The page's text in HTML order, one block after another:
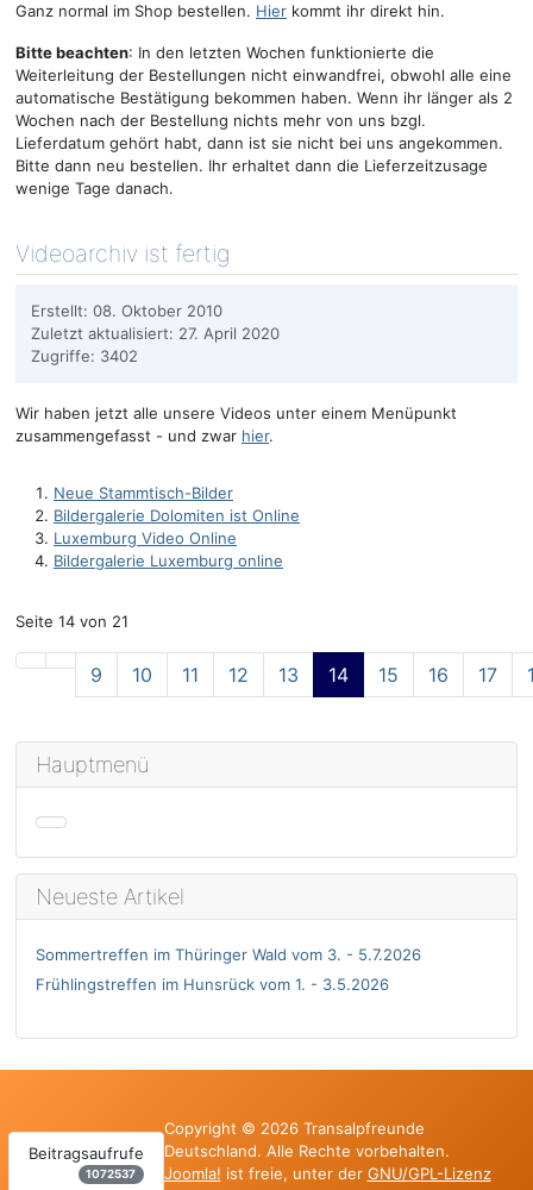
Hauptmenü
Neueste Artikel
Sommertreffen im Thüringer Wald vom 3. - 5.7.2026
Frühlingstreffen im Hunsrück vom 1. - 3.5.2026
Ganz normal im Shop bestellen. Hier kommt ihr direkt hin.
Bitte beachten: In den letzten Wochen funktionierte die
Weiterleitung der Bestellungen nicht einwandfrei, obwohl alle eine
automatische Bestätigung bekommen haben. Wenn ihr länger als 2
Wochen nach der Bestellung nichts mehr von uns bzgl.
Lieferdatum gehört habt, dann ist sie nicht bei uns angekommen.
Bitte dann neu bestellen. Ihr erhaltet dann die Lieferzeitzusage
wenige Tage danach.
Videoarchiv ist fertig
Erstellt: 08. Oktober 2010
Zuletzt aktualisiert: 27. April 2020
Zugriffe: 3402
Wir haben jetzt alle unsere Videos unter einem Menüpunkt
zusammengefasst - und zwar hier.
Neue Stammtisch-Bilder
Bildergalerie Dolomiten ist Online
Luxemburg Video Online
Bildergalerie Luxemburg online
Seite 14 von 21
9 10 11 12 13 14 15 16 17
Beitragsaufrufe
1072537
Copyright © 2026 Transalpfreunde
Deutschland. Alle Rechte vorbehalten.
Joomla! ist freie, unter der GNU/GPL-Lizenz